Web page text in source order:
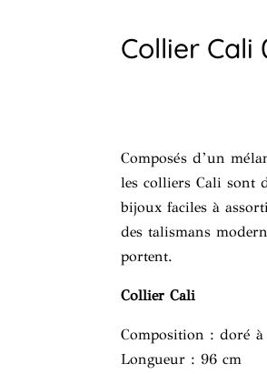
Collier Cali
Composés d’un
les colliers Cali sont
bijoux faciles à
des talismans
portent.
Collier Cali
Composition : doré
Longueur : 96 cm